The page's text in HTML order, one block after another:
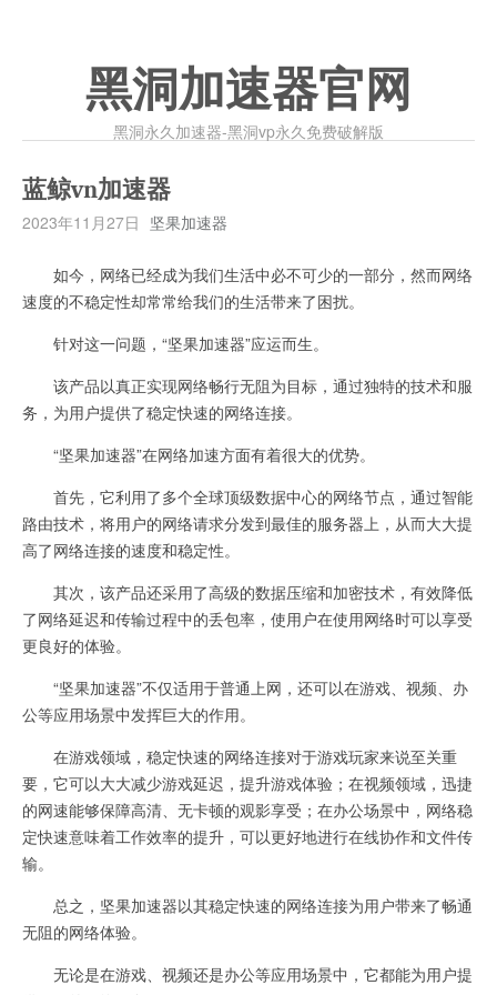
黑洞加速器官网
黑洞永久加速器-黑洞vp永久免费破解版
蓝鲸vn加速器
2023年11月27日 坚果加速器
如今，网络已经成为我们生活中必不可少的一部分，然而网络
速度的不稳定性却常常给我们的生活带来了困扰。
针对这一问题，“坚果加速器”应运而生。
该产品以真正实现网络畅行无阻为目标，通过独特的技术和服
务，为用户提供了稳定快速的网络连接。
“坚果加速器”在网络加速方面有着很大的优势。
首先，它利用了多个全球顶级数据中心的网络节点，通过智能
路由技术，将用户的网络请求分发到最佳的服务器上，从而大大提
高了网络连接的速度和稳定性。
其次，该产品还采用了高级的数据压缩和加密技术，有效降低
了网络延迟和传输过程中的丢包率，使用户在使用网络时可以享受
更良好的体验。
“坚果加速器”不仅适用于普通上网，还可以在游戏、视频、办
公等应用场景中发挥巨大的作用。
在游戏领域，稳定快速的网络连接对于游戏玩家来说至关重
要，它可以大大减少游戏延迟，提升游戏体验；在视频领域，迅捷
的网速能够保障高清、无卡顿的观影享受；在办公场景中，网络稳
定快速意味着工作效率的提升，可以更好地进行在线协作和文件传
输。
总之，坚果加速器以其稳定快速的网络连接为用户带来了畅通
无阻的网络体验。
无论是在游戏、视频还是办公等应用场景中，它都能为用户提